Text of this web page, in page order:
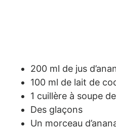
200 ml de jus
100 ml de lait de
1 cuillère à soupe
Des glaçons
Un morceau